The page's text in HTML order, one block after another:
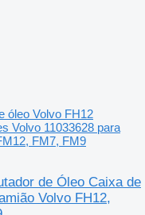
óleo Volvo FH12
Volvo 11033628 para
FM7, FM9
de Óleo Caixa de
Volvo FH12,